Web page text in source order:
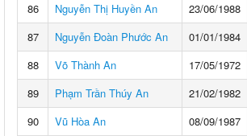
86
Nguyễn Thị Huyền An 23/06/1988
87
Nguyễn Đoàn Phước An 01/01/1984
88
Võ Thành An 17/05/1972
89
Phạm Trần Thúy An 21/02/1982
90
Vũ Hòa An 08/09/1987